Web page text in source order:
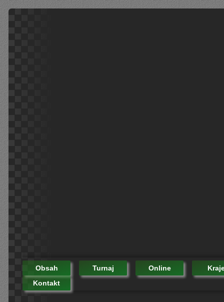
Obsah Turnaj Online
Kontakt